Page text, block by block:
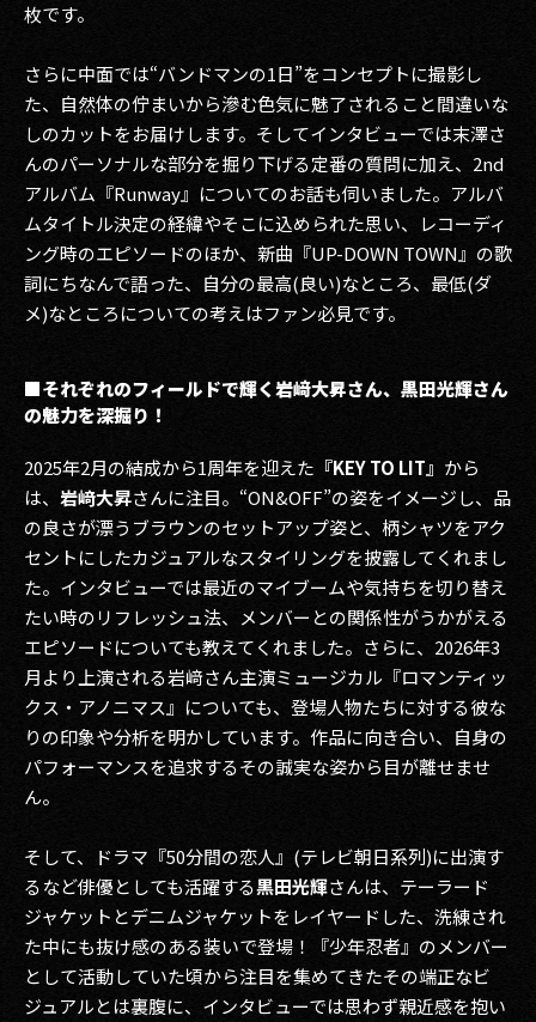
2010
2009
枚です。
さらに中面では“バンドマンの1日”をコンセプトに撮影し
た、自然体の佇まいから滲む色気に魅了されること間違いな
しのカットをお届けします。そしてインタビューでは末澤さ
んのパーソナルな部分を掘り下げる定番の質問に加え、2nd
アルバム『Runway』についてのお話も伺いました。アルバ
ムタイトル決定の経緯やそこに込められた思い、レコーディ
ング時のエピソードのほか、新曲『UP-DOWN TOWN』の歌
詞にちなんで語った、自分の最高(良い)なところ、最低(ダ
メ)なところについての考えはファン必見です。
■それぞれのフィールドで輝く岩﨑大昇さん、黒田光輝さん
の魅力を深掘り！
2025年2月の結成から1周年を迎えた 『KEY TO LIT』 から
は、 岩﨑大昇さんに注目。“ON&OFF”の姿をイメージし、品
の良さが漂うブラウンのセットアップ姿と、柄シャツをアク
セントにしたカジュアルなスタイリングを披露してくれまし
た。インタビューでは最近のマイブームや気持ちを切り替え
たい時のリフレッシュ法、メンバーとの関係性がうかがえる
エピソードについても教えてくれました。さらに、2026年3
月より上演される岩﨑さん主演ミュージカル『ロマンティッ
クス・アノニマス』についても、登場人物たちに対する彼な
りの印象や分析を明かしています。作品に向き合い、自身の
パフォーマンスを追求するその誠実な姿から目が離せませ
ん。
そして、ドラマ『50分間の恋人』(テレビ朝日系列)に出演す
るなど俳優としても活躍する黒田光輝さんは、テーラード
ジャケットとデニムジャケットをレイヤードした、洗練され
た中にも抜け感のある装いで登場！『少年忍者』のメンバー
として活動していた頃から注目を集めてきたその端正なビ
ジュアルとは裏腹に、インタビューでは思わず親近感を抱い